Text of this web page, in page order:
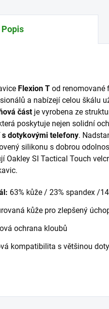
Popis
Flexion T od renomované
a nabízejí celou škálu
částje vyrobena ze
poskytuje nejen solidní
dotykovými telefony.
silikonu s dobrou
Oakley SI Tactical Touch
63% kůže / 23% spandex /
kůže pro zlepšený
ochrana kloubů
kompatibilita s většinou